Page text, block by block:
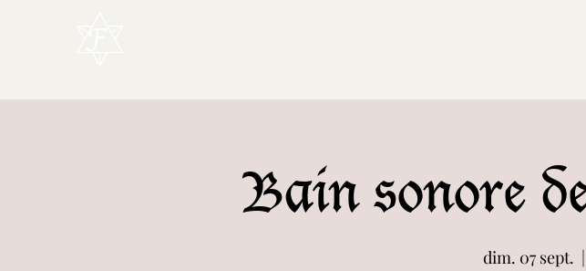
Bain sonore
dim. 07 sept.
  |